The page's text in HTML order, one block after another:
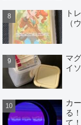
ト
（
マ
イ
カ
る
て！